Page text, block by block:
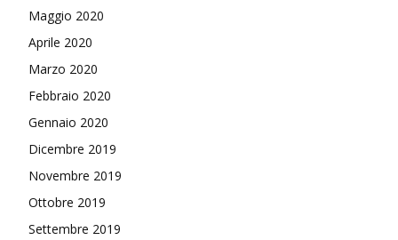
Maggio 2020
Aprile 2020
Marzo 2020
Febbraio 2020
Gennaio 2020
Dicembre 2019
Novembre 2019
Ottobre 2019
Settembre 2019